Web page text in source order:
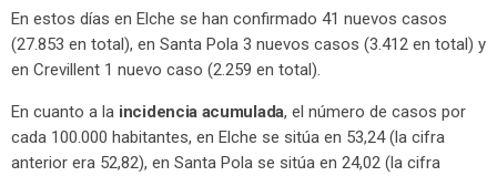
En estos días en Elche se han confirmado 41 nuevos casos
(27.853 en total), en Santa Pola 3 nuevos casos (3.412 en total) y
en Crevillent 1 nuevo caso (2.259 en total).
En cuanto a la incidencia acumulada, el número de casos por
cada 100.000 habitantes, en Elche se sitúa en 53,24 (la cifra
anterior era 52,82), en Santa Pola se sitúa en 24,02 (la cifra